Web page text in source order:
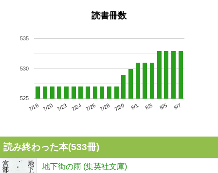
読書冊数
7/18 7/20 7/22 7/24 7/26 7/28 7/30 8/1 8/3 8/5 8/7
525
530
535
読み終わった本(533冊)
地下街の雨 (集英社文庫)